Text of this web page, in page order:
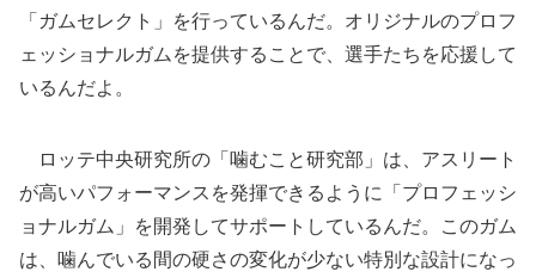
「ガムセレクト」を行っているんだ。オリジナルのプロフ
ェッショナルガムを提供することで、選手たちを応援して
いるんだよ。
ロッテ中央研究所の「噛むこと研究部」は、アスリート
が高いパフォーマンスを発揮できるように「プロフェッシ
ョナルガム」を開発してサポートしているんだ。このガム
は、噛んでいる間の硬さの変化が少ない特別な設計になっ